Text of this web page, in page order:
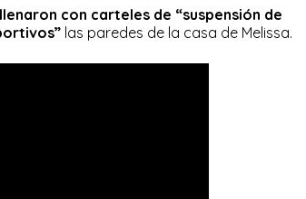
con carteles de “suspensión de
las paredes de la casa de Melissa.